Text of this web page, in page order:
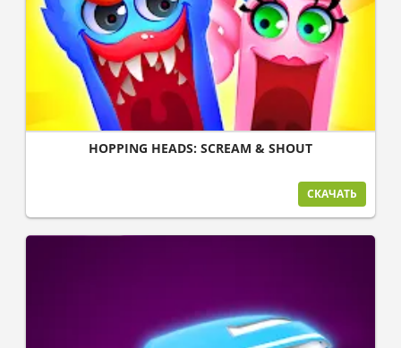
HOPPING HEADS: SCREAM & SHOUT
СКАЧАТЬ